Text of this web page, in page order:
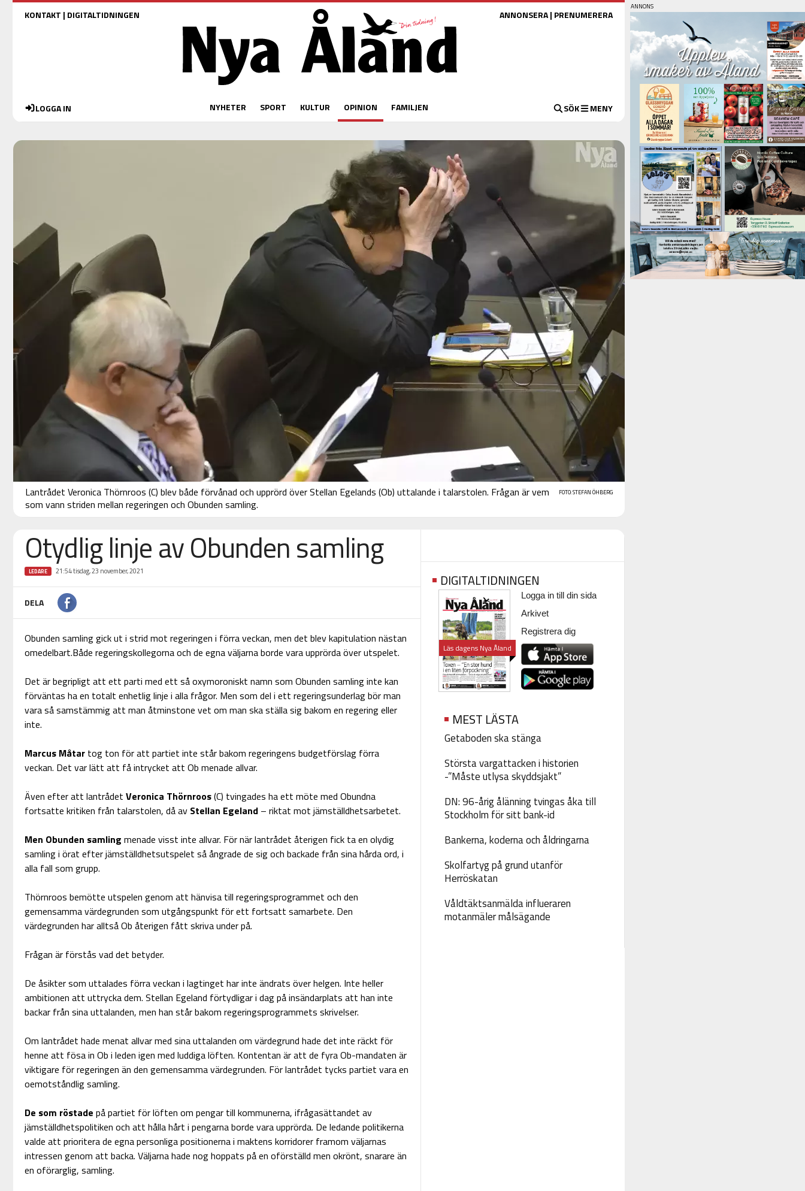
KONTAKT | DIGITALTIDNINGEN ANNONSERA| PRENUMERERA
LOGGA IN NYHETER SPORT KULTUR OPINION FAMILJEN SÖK MENY
FOTO: STEFAN ÖHBERG
Lantrådet Veronica Thörnroos (C) blev både förvånad och upprörd över Stellan Egelands (Ob) uttalande i talarstolen. Frågan är vem
som vann striden mellan regeringen och Obunden samling.
Otydlig linje av Obunden samling
LEDARE 21:54 tisdag, 23 november, 2021
DELA
Obunden samling gick ut i strid mot regeringen i förra veckan, men det blev kapitulation nästan
omedelbart.Både regeringskollegorna och de egna väljarna borde vara upprörda över utspelet.
Det är begripligt att ett parti med ett så oxymoroniskt namn som Obunden samling inte kan
förväntas ha en totalt enhetlig linje i alla frågor. Men som del i ett regeringsunderlag bör man
vara så samstämmig att man åtminstone vet om man ska ställa sig bakom en regering eller
inte.
Marcus Måtartog ton för att partiet inte står bakom regeringens budgetförslag förra
veckan. Det var lätt att få intrycket att Ob menade allvar.
Även efter att lantrådet Veronica Thörnroos(C) tvingades ha ett möte med Obundna
fortsatte kritiken från talarstolen, då av Stellan Egeland– riktat mot jämställdhetsarbetet.
Men Obunden samling menade visst inte allvar. För när lantrådet återigen fick ta en olydig
samling i örat efter jämställdhetsutspelet så ångrade de sig och backade från sina hårda ord, i
alla fall som grupp.
Thörnroos bemötte utspelen genom att hänvisa till regeringsprogrammet och den
gemensamma värdegrunden som utgångspunkt för ett fortsatt samarbete. Den
värdegrunden har alltså Ob återigen fått skriva under på.
Frågan är förstås vad det betyder.
De åsikter som uttalades förra veckan i lagtinget har inte ändrats över helgen. Inte heller
ambitionen att uttrycka dem. Stellan Egeland förtydligar i dag på insändarplats att han inte
backar från sina uttalanden, men han står bakom regeringsprogrammets skrivelser.
Om lantrådet hade menat allvar med sina uttalanden om värdegrund hade det inte räckt för
henne att fösa in Ob i leden igen med luddiga löften. Kontentan är att de fyra Ob-mandaten är
viktigare för regeringen än den gemensamma värdegrunden. För lantrådet tycks partiet vara en
oemotståndlig samling.
De som röstade på partiet för löften om pengar till kommunerna, ifrågasättandet av
jämställdhetspolitiken och att hålla hårt i pengarna borde vara upprörda. De ledande politikerna
valde att prioritera de egna personliga positionerna i maktens korridorer framom väljarnas
intressen genom att backa. Väljarna hade nog hoppats på en oförställd men okrönt, snarare än
en oförarglig, samling.
DIGITALTIDNINGEN
Läs dagens Nya Åland
Logga in till din sida
Arkivet
Registrera dig
MEST LÄSTA
Getaboden ska stänga
Största vargattacken i historien
-”Måste utlysa skyddsjakt”
DN: 96-årig ålänning tvingas åka till
Stockholm för sitt bank-id
Bankerna, koderna och åldringarna
Skolfartyg på grund utanför
Herröskatan
Våldtäktsanmälda influeraren
motanmäler målsägande